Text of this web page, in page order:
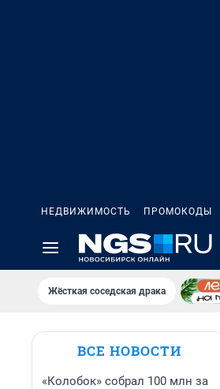
НЕДВИЖИМОСТЬ ПРОМОКОДЫ
Жёсткая соседская драка
ВСЕ НОВОСТИ
«Колобок» собрал 100 млн за